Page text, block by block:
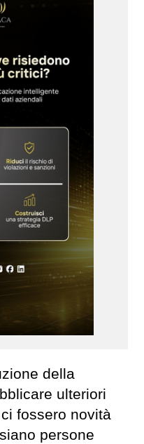
della
ulteriori
fossero novità
persone